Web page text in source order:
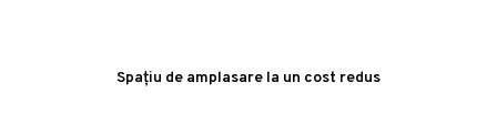
Spațiu de amplasare la un cost redus